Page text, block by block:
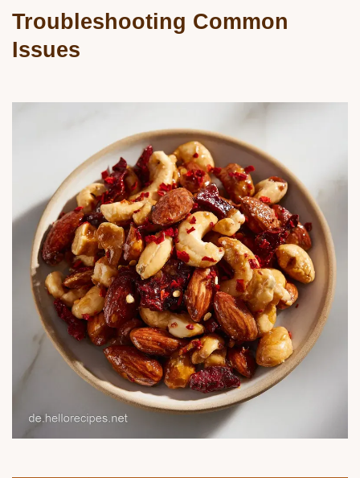
Troubleshooting Common
Issues